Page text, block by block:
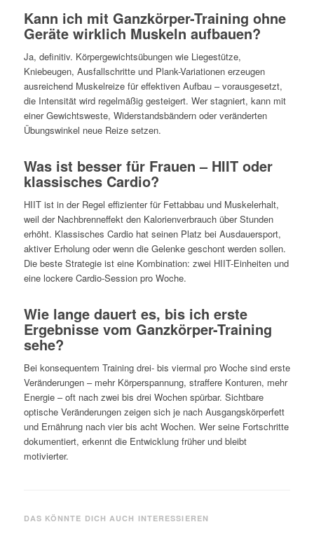
Kann ich mit Ganzkörper-Training ohne
Geräte wirklich Muskeln aufbauen?
Ja, definitiv. Körpergewichtsübungen wie Liegestütze,
Kniebeugen, Ausfallschritte und Plank-Variationen erzeugen
ausreichend Muskelreize für effektiven Aufbau – vorausgesetzt,
die Intensität wird regelmäßig gesteigert. Wer stagniert, kann mit
einer Gewichtsweste, Widerstandsbändern oder veränderten
Übungswinkel neue Reize setzen.
Was ist besser für Frauen – HIIT oder
klassisches Cardio?
HIIT ist in der Regel effizienter für Fettabbau und Muskelerhalt,
weil der Nachbrenneffekt den Kalorienverbrauch über Stunden
erhöht. Klassisches Cardio hat seinen Platz bei Ausdauersport,
aktiver Erholung oder wenn die Gelenke geschont werden sollen.
Die beste Strategie ist eine Kombination: zwei HIIT-Einheiten und
eine lockere Cardio-Session pro Woche.
Wie lange dauert es, bis ich erste
Ergebnisse vom Ganzkörper-Training
sehe?
Bei konsequentem Training drei- bis viermal pro Woche sind erste
Veränderungen – mehr Körperspannung, straffere Konturen, mehr
Energie – oft nach zwei bis drei Wochen spürbar. Sichtbare
optische Veränderungen zeigen sich je nach Ausgangskörperfett
und Ernährung nach vier bis acht Wochen. Wer seine Fortschritte
dokumentiert, erkennt die Entwicklung früher und bleibt
motivierter.
DAS KÖNNTE DICH AUCH INTERESSIEREN